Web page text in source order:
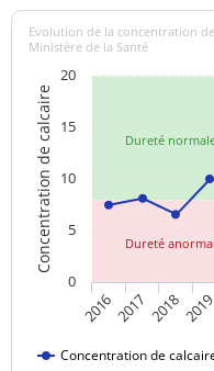
Dureté
Dureté
Concentration de calcaire
Evolution de la concentration
Ministère de la Santé
Concentration de
20162017 20182019
0
5
10
15
20